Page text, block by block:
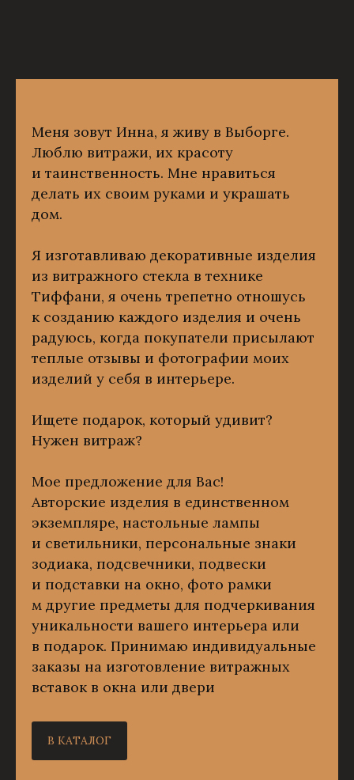
Меня зовут Инна, я живу в Выборге.
Люблю витражи, их красоту
и таинственность. Мне нравиться
делать их своим руками и украшать
дом.
Я изготавливаю декоративные изделия
из витражного стекла в технике
Тиффани, я очень трепетно отношусь
к созданию каждого изделия и очень
радуюсь, когда покупатели присылают
теплые отзывы и фотографии моих
изделий у себя в интерьере.
Ищете подарок, который удивит?
Нужен витраж?
Мое предложение для Вас!
Авторские изделия в единственном
экземпляре, настольные лампы
и светильники, персональные знаки
зодиака, подсвечники, подвески
и подставки на окно, фото рамки
м другие предметы для подчеркивания
уникальности вашего интерьера или
в подарок. Принимаю индивидуальные
заказы на изготовление витражных
вставок в окна или двери
В КАТАЛОГ